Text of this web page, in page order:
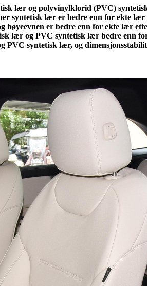
lær og polyvinylklorid (PVC)
syntetisk lær er bedre enn for ekte
er bedre enn for ekte lær
lær og PVC syntetisk lær bedre enn
PVC syntetisk lær, og